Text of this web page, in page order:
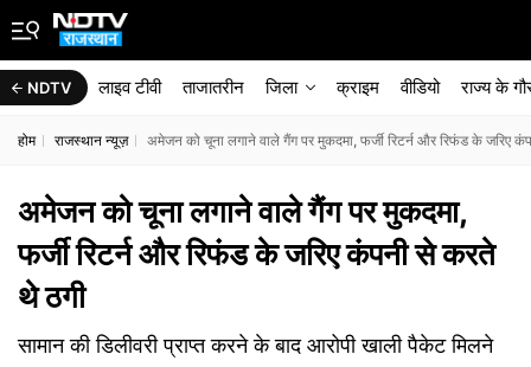
NDTV लाइव टीवी ताजातरीन जिला क्राइम वीडियो राज्‍य के
होम राजस्थान न्यूज़ अमेजन को चूना लगाने वाले गैंग पर मुकदमा, फर्जी रिटर्न और रिफंड के जरिए
अमेजन को चूना लगाने वाले गैंग पर मुकदमा,
फर्जी रिटर्न और रिफंड के जरिए कंपनी से करते
थे ठगी
सामान की ड‍िलीवरी प्राप्‍त करने के बाद आरोपी खाली पैकेट म‍िलने